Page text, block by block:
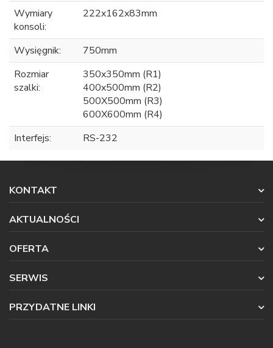
Wymiary
konsoli:
222x162x83mm
Wysięgnik:
750mm
Rozmiar
szalki:
350x350mm (R1)
400x500mm (R2)
500X500mm (R3)
600X600mm (R4)
Interfejs:
RS-232
KONTAKT
AKTUALNOŚCI
OFERTA
SERWIS
PRZYDATNE LINKI